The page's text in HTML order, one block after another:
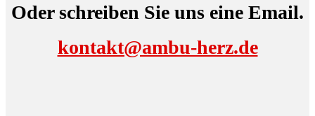
Oder schreiben Sie uns eine Email.
kontakt@ambu-herz.de